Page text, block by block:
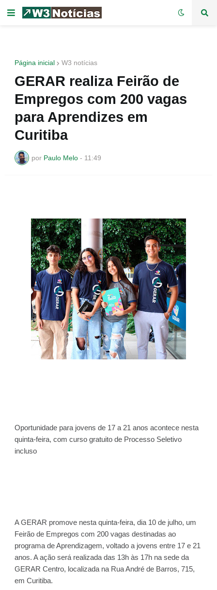
Página inicial W3 notícias
GERAR realiza Feirão de
Empregos com 200 vagas
para Aprendizes em
Curitiba
por Paulo Melo - 11:49
Oportunidade para jovens de 17 a 21 anos acontece nesta
quinta-feira, com curso gratuito de Processo Seletivo
incluso
A GERAR promove nesta quinta-feira, dia 10 de julho, um
Feirão de Empregos com 200 vagas destinadas ao
programa de Aprendizagem, voltado a jovens entre 17 e 21
anos. A ação será realizada das 13h às 17h na sede da
GERAR Centro, localizada na Rua André de Barros, 715,
em Curitiba.